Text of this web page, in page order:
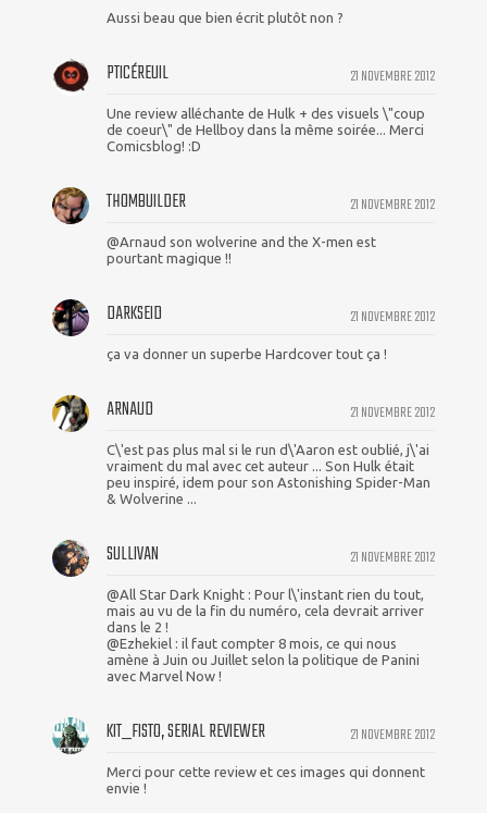
Aussi beau que bien écrit plutôt non ?
21 NOVEMBRE 2012
PTICÉREUIL
Une review alléchante de Hulk + des visuels \"coup
de coeur\" de Hellboy dans la même soirée... Merci
Comicsblog! :D
21 NOVEMBRE 2012
THOMBUILDER
@Arnaud son wolverine and the X-men est
pourtant magique !!
21 NOVEMBRE 2012
DARKSEID
ça va donner un superbe Hardcover tout ça !
21 NOVEMBRE 2012
ARNAUD
C\'est pas plus mal si le run d\'Aaron est oublié, j\'ai
vraiment du mal avec cet auteur ... Son Hulk était
peu inspiré, idem pour son Astonishing Spider-Man
& Wolverine ...
21 NOVEMBRE 2012
SULLIVAN
@All Star Dark Knight : Pour l\'instant rien du tout,
mais au vu de la fin du numéro, cela devrait arriver
dans le 2 !
@Ezhekiel : il faut compter 8 mois, ce qui nous
amène à Juin ou Juillet selon la politique de Panini
avec Marvel Now !
21 NOVEMBRE 2012
KIT_FISTO, SERIAL REVIEWER
Merci pour cette review et ces images qui donnent
envie !